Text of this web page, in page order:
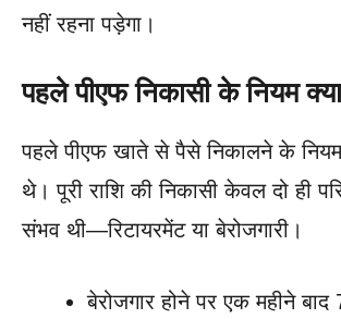
नहीं रहना पड़ेगा।
पहले पीएफ निकासी के नियम
पहले पीएफ खाते से पैसे निकालने के नियम
थे। पूरी राशि की निकासी केवल दो ही
संभव थी—रिटायरमेंट या बेरोजगारी।
बेरोजगार होने पर एक महीने बाद